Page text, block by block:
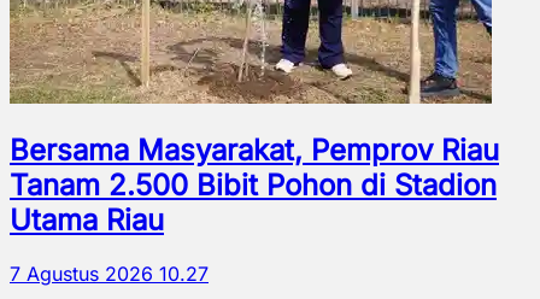
Bersama Masyarakat, Pemprov Riau
Tanam 2.500 Bibit Pohon di Stadion
Utama Riau
7 Agustus 2026 10.27